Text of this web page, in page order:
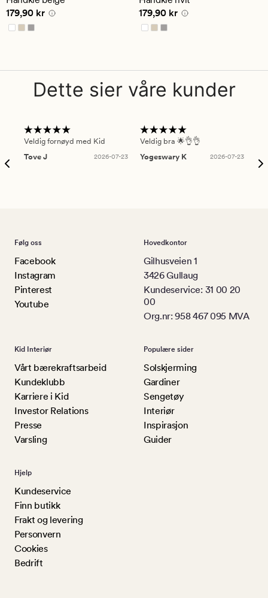
gjennomsnittlig
vurdering
på
3.5
Pris 179,90 kr
179,90 kr
gjennomsnittlig
vurdering
på
3.5
Pris 179,90 kr
179,90 kr
Dette sier våre kunder
Veldig fornøyd med Kid
Tove J
2026-07-23
Veldig bra 🌟👌👌
Yogeswary K
2026-07-23
Følg oss
Facebook
Instagram
Pinterest
Youtube
Hovedkontor
Gilhusveien 1
3426 Gullaug
Kundeservice: 31 00 20
00
Org.nr: 958 467 095 MVA
Kid Interiør
Vårt bærekraftsarbeid
Kundeklubb
Karriere i Kid
Investor Relations
Presse
Varsling
Populære sider
Solskjerming
Gardiner
Sengetøy
Interiør
Inspirasjon
Guider
Hjelp
Kundeservice
Finn butikk
Frakt og levering
Personvern
Cookies
Bedrift